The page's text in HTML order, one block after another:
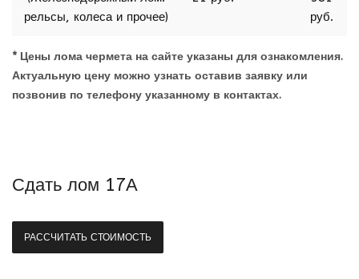
рельсы, колеса и прочее)
руб.
* Цены лома чермета на сайте указаны для ознакомления.
Актуальную цену можно узнать оставив заявку или
позвонив по телефону указанному в контактах.
Сдать лом 17А
РАССЧИТАТЬ СТОИМОСТЬ